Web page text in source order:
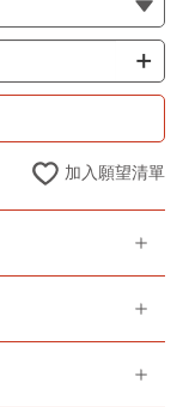
+
加入願望清單